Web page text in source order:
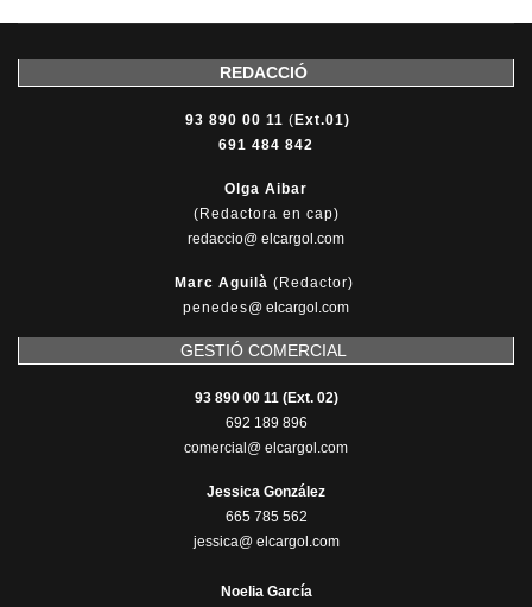
REDACCIÓ
93 890 00 11 ( Ext.01)
691 484 842
Olga Aibar
(Redactora en cap)
redaccio@ elcargol.com
Marc Aguilà (Redactor)
penedes@ elcargol.com
GESTIÓ COMERCIAL
93 890 00 11 (Ext. 02)
692 189 896
comercial@ elcargol.com
Jessica González
665 785 562
jessica@ elcargol.com
Noelia García